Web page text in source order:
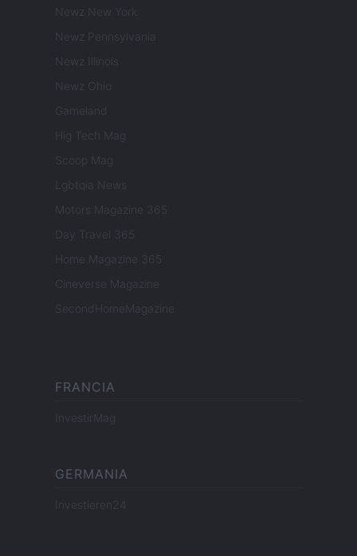
Newz New York
Newz Pennsylvania
Newz Illinois
Newz Ohio
Gameland
Hig Tech Mag
Scoop Mag
Lgbtqia News
Motors Magazine 365
Day Travel 365
Home Magazine 365
Cineverse Magazine
SecondHomeMagazine
FRANCIA
InvestirMag
GERMANIA
Investieren24